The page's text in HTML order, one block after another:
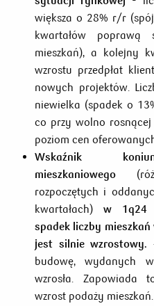
większa o 28% r/r
kwartałów poprawą
mieszkań), a kolejny
wzrostu przedpłat
nowych projektów.
niewielka (spadek o
co przy wolno
poziom cen
Wskaźnik
mieszkaniowego
rozpoczętych i
kwartałach) w 1q24
spadek liczby
jest silnie wzrostowy.
budowę, wydanych
wzrosła. Zapowiada
wzrost podaży mieszkań.